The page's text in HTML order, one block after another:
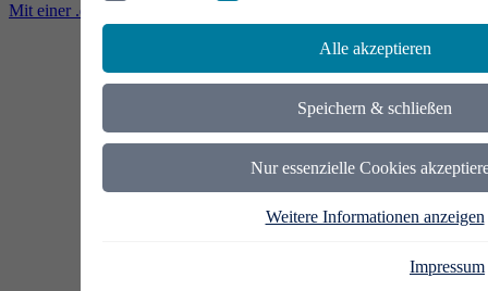
Alle akzeptieren
Speichern & schließen
Nur essenzielle Cookies
Weitere Informationen anzeigen
Impressum
Mit einer .de-Domain erhalten Ideen eine Bühne